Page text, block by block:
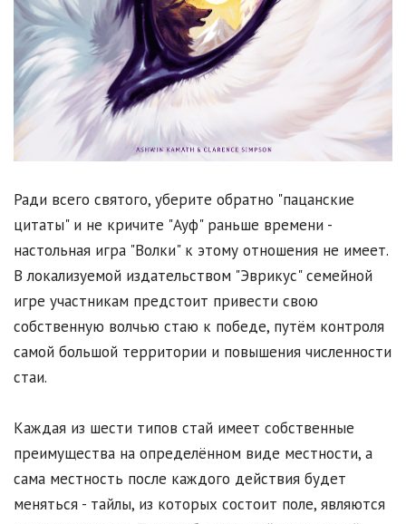
Ради всего святого, уберите обратно "пацанские
цитаты" и не кричите "Ауф" раньше времени -
настольная игра "Волки" к этому отношения не имеет.
В локализуемой издательством "Эврикус" семейной
игре участникам предстоит привести свою
собственную волчью стаю к победе, путём контроля
самой большой территории и повышения численности
стаи.
Каждая из шести типов стай имеет собственные
преимущества на определённом виде местности, а
сама местность после каждого действия будет
меняться - тайлы, из которых состоит поле, являются